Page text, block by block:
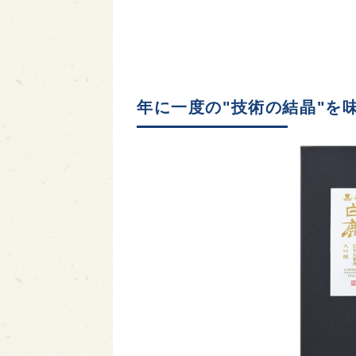
年に一度の"技術の結晶"を